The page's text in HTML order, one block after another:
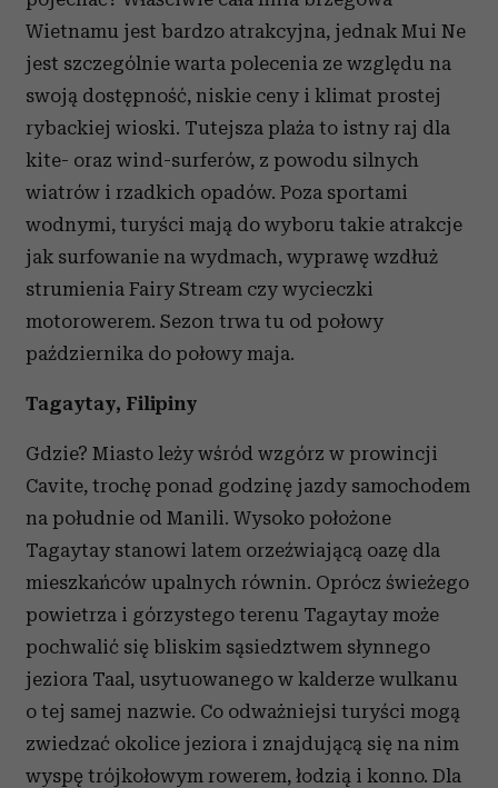
korzystasz z naszej witryny, udostępniamy partnerom
społecznościowym, reklamowym i analitycznym.
Partnerzy mogą połączyć te informacje z innymi danymi
otrzymanymi od Ciebie lub uzyskanymi podczas
korzystania z ich usług.
Wietnamu jest bardzo atrakcyjna, jednak Mui Ne
jest szczególnie warta polecenia ze względu na
swoją dostępność, niskie ceny i klimat prostej
rybackiej wioski. Tutejsza plaża to istny raj dla
kite- oraz wind-surferów, z powodu silnych
wiatrów i rzadkich opadów. Poza sportami
wodnymi, turyści mają do wyboru takie atrakcje
jak surfowanie na wydmach, wyprawę wzdłuż
strumienia Fairy Stream czy wycieczki
motorowerem. Sezon trwa tu od połowy
października do połowy maja.
Tagaytay, Filipiny
Gdzie? Miasto leży wśród wzgórz w prowincji
Cavite, trochę ponad godzinę jazdy samochodem
na południe od Manili. Wysoko położone
Tagaytay stanowi latem orzeźwiającą oazę dla
mieszkańców upalnych równin. Oprócz świeżego
powietrza i górzystego terenu Tagaytay może
pochwalić się bliskim sąsiedztwem słynnego
jeziora Taal, usytuowanego w kalderze wulkanu
o tej samej nazwie. Co odważniejsi turyści mogą
zwiedzać okolice jeziora i znajdującą się na nim
wyspę trójkołowym rowerem, łodzią i konno. Dla